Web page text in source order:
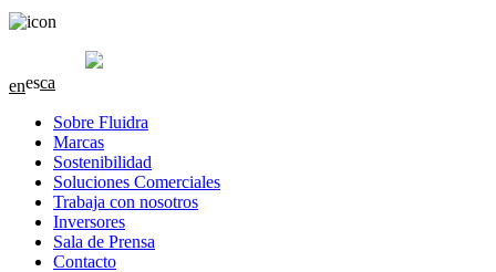
0.04 (+0.2%)
enesca
Sobre Fluidra
Marcas
Sostenibilidad
Soluciones Comerciales
Trabaja con nosotros
Inversores
Sala de Prensa
Contacto